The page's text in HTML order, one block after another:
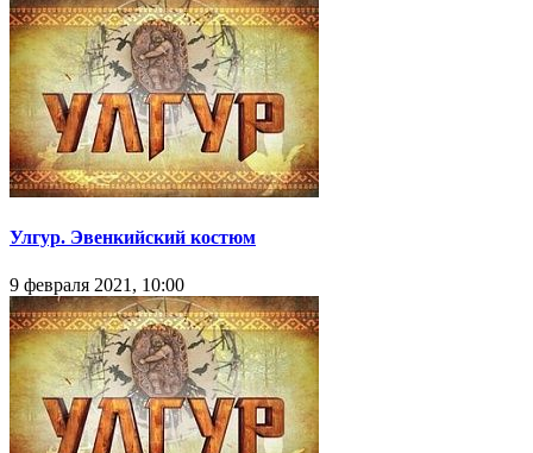
Улгур. Эвенкийский костюм
9 февраля 2021, 10:00